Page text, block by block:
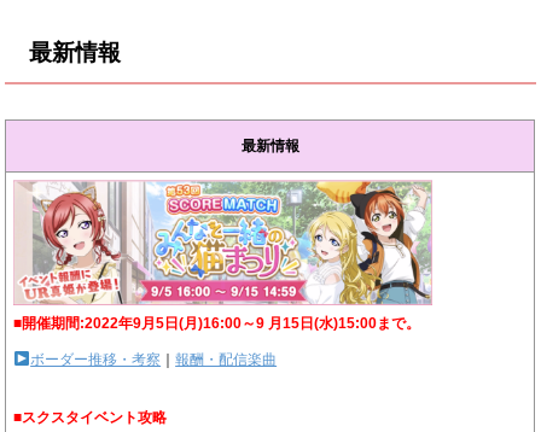
最新情報
最新情報
■開催期間:2022年9月5日(月)16:00～9 月15日(水)15:00まで。
ボーダー推移・考察 ｜報酬・配信楽曲
■スクスタイベント攻略